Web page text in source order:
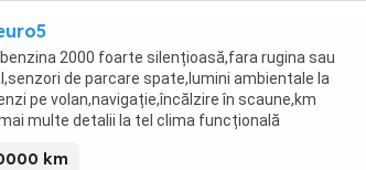
benzina 2000 foarte silențioasă,fara rugina sau
de parcare spate,lumini ambientale la
pe volan,navigație,încălzire în scaune,km
multe detalii la tel clima funcțională
km